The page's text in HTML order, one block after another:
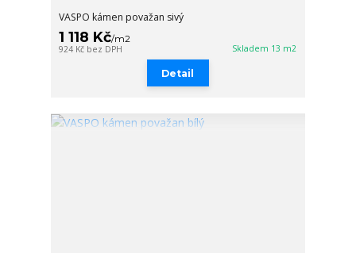
VASPO kámen považan sivý
1 118 Kč/m2
924 Kč bez DPH Skladem 13 m2
Detail